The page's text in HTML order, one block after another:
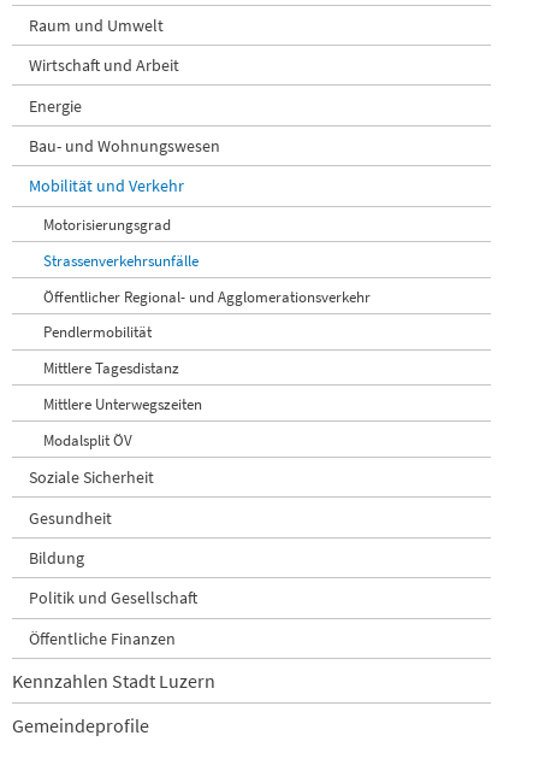
Raum und Umwelt
Wirtschaft und Arbeit
Energie
Bau- und Wohnungswesen
Mobilität und Verkehr
Motorisierungsgrad
Strassenverkehrsunfälle
Öffentlicher Regional- und Agglomerationsverkehr
Pendlermobilität
Mittlere Tagesdistanz
Mittlere Unterwegszeiten
Modalsplit ÖV
Soziale Sicherheit
Gesundheit
Bildung
Politik und Gesellschaft
Öffentliche Finanzen
Kennzahlen Stadt Luzern
Gemeindeprofile